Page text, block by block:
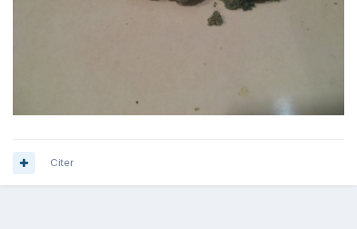
Citer